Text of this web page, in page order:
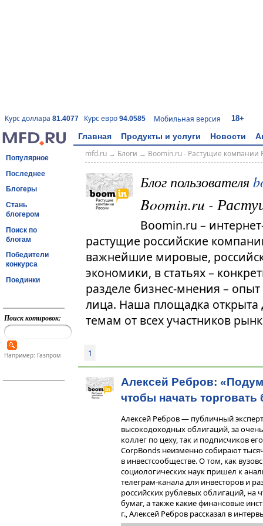
Курс доллара 81.4077 Курс евро 94.0585 Мобильная версия 18+
Главная Продукты и услуги Новости
Популярное
Последнее
Блогеры
Стань
блогером
Поиск по
блогам
Победители
конкурса
Поединки
Поиск котировок:
Например: Газпром
mfd.ru→ Блоги → Boomin.ru - Растущие компании
Блог пользователя
Boomin.ru -
Boomin.ru –
растущие российские
важнейшие мировые,
экономики, в статьях –
разделе бизнес-мнения –
лица. Наша площадка
темам от всех участников
1
Алексей Ребров:
чтобы начать торговать
Алексей Ребров — публичный
высокодоходных облигаций, за
коллег по цеху, так и подписчиков
CorpBonds неизменно собирают
в инвестсообществе. О том, как
социологических наук пришел к
телеграм-канала для инвесторов и
российских рублевых облигаций, на
бумаг, а также какие финансовые
г., Алексей Ребров рассказал в